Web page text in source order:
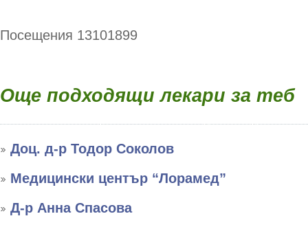
Посещения 13101899
Още подходящи лекари за теб
Доц. д-р Тодор Соколов
Медицински център “Лорамед”
Д-р Анна Спасова